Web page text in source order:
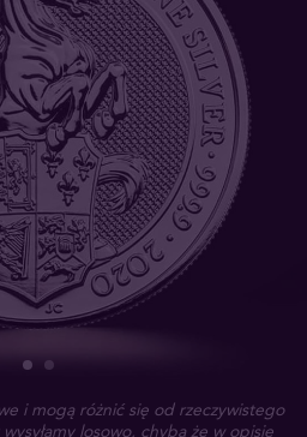
i mogą różnić się od rzeczywistego
losowo, chyba że w opisie